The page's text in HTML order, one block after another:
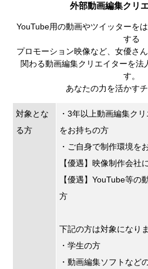
外部動画編集クリ
YouTube用の動画やツイッターを
する
プロモーション映像など、女優さ
関わる動画編集クリエイターを法
す。
あなたの力を活かす
対象とな
る方
・3年以上動画編集ク
をお持ちの方
・ご自身で制作環境を
【優遇】映像制作会社
【優遇】YouTube等の
方
下記の方は対象になり
・学生の方
・動画編集ソフトなど